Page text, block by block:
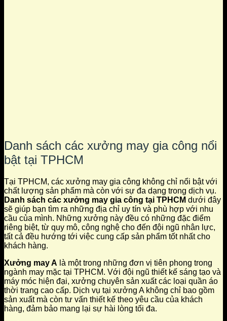
Danh sách các xưởng may gia công nổi
bật tại TPHCM
Tại TPHCM, các xưởng may gia công không chỉ nổi bật với
chất lượng sản phẩm mà còn với sự đa dạng trong dịch vụ.
Danh sách các xưởng may gia công tại TPHCM dưới đây
sẽ giúp bạn tìm ra những địa chỉ uy tín và phù hợp với nhu
cầu của mình. Những xưởng này đều có những đặc điểm
riêng biệt, từ quy mô, công nghệ cho đến đội ngũ nhân lực,
tất cả đều hướng tới việc cung cấp sản phẩm tốt nhất cho
khách hàng.
Xưởng may A là một trong những đơn vị tiên phong trong
ngành may mặc tại TPHCM. Với đội ngũ thiết kế sáng tạo và
máy móc hiện đại, xưởng chuyên sản xuất các loại quần áo
thời trang cao cấp. Dịch vụ tại xưởng A không chỉ bao gồm
sản xuất mà còn tư vấn thiết kế theo yêu cầu của khách
hàng, đảm bảo mang lại sự hài lòng tối đa.